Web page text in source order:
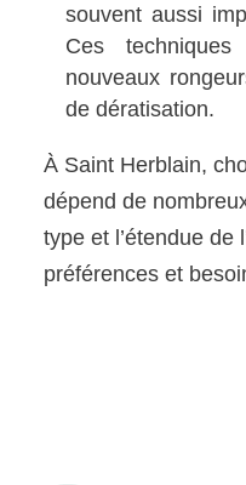
souvent aussi
Ces techniques
nouveaux
de dératisation.
À Saint Herblain,
dépend de
type et l’étendue de
préférences et